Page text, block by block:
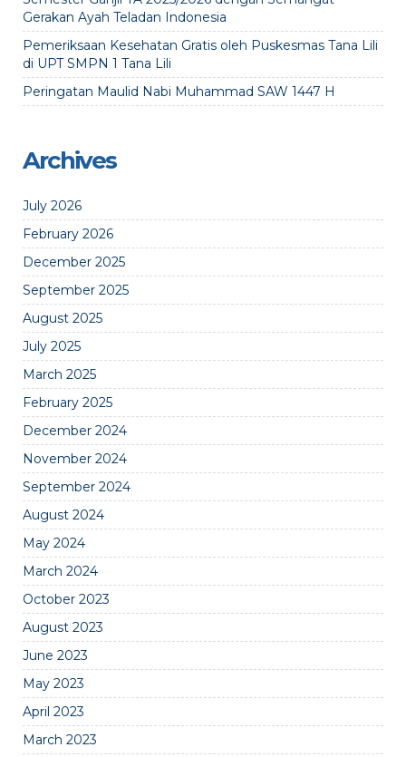
Gerakan Ayah Teladan Indonesia
Pemeriksaan Kesehatan Gratis oleh Puskesmas Tana Lili
di UPT SMPN 1 Tana Lili
Peringatan Maulid Nabi Muhammad SAW 1447 H
Archives
July 2026
February 2026
December 2025
September 2025
August 2025
July 2025
March 2025
February 2025
December 2024
November 2024
September 2024
August 2024
May 2024
March 2024
October 2023
August 2023
June 2023
May 2023
April 2023
March 2023